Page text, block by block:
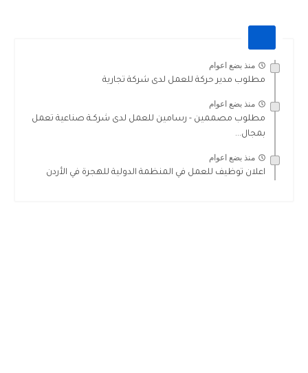
منذ بضع اعوام
مطلوب مدير حركة للعمل لدى شركة تجارية
منذ بضع اعوام
مطلوب مصممين - رسامين للعمل لدى شركـة صناعية تعمل
بمجال...
منذ بضع اعوام
اعلان توظيف للعمل في المنظمة الدولية للهجرة في الأردن